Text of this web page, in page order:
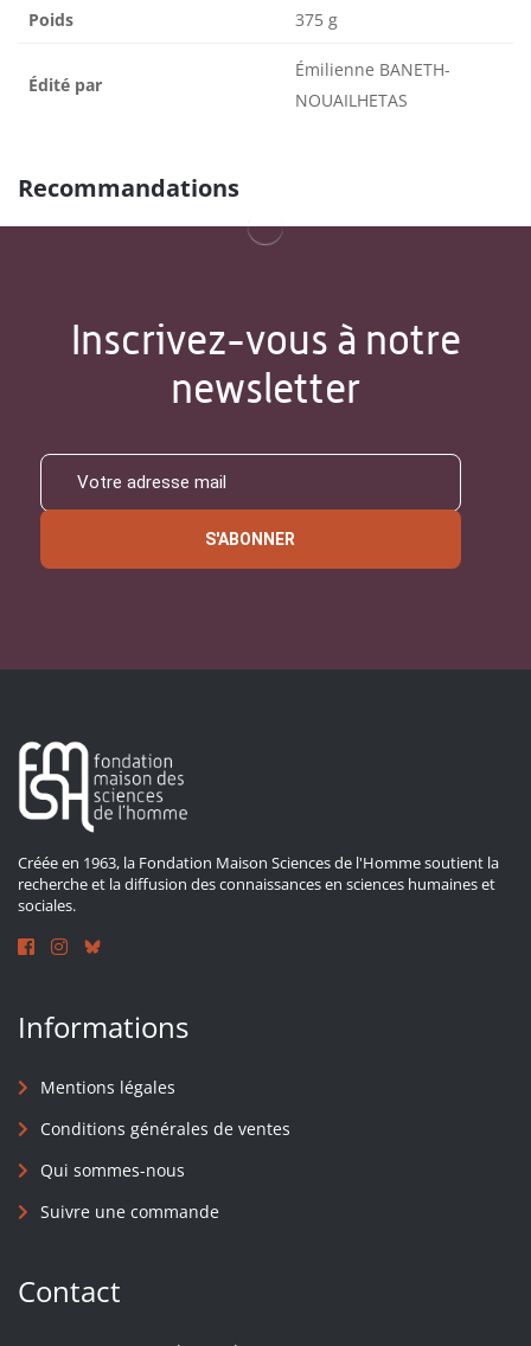
Poids 375 g
Édité par
Émilienne BANETH-
NOUAILHETAS
Recommandations
Inscrivez-vous à notre
newsletter
S'ABONNER
Créée en 1963, la Fondation Maison Sciences de l'Homme soutient la
recherche et la diffusion des connaissances en sciences humaines et
sociales.
Informations
Mentions légales
Conditions générales de ventes
Qui sommes-nous
Suivre une commande
Contact